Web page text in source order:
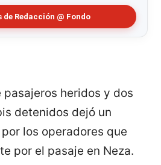
de Redacción @ Fondo
pasajeros heridos y dos
detenidos dejó un
los operadores que
por el pasaje en Neza.